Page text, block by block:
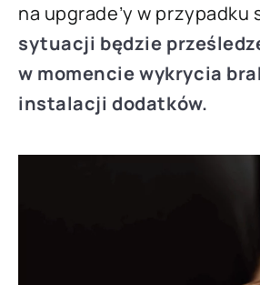
na upgrade’y w
sytuacji będzie
w momencie wykrycia
instalacji dodatków.